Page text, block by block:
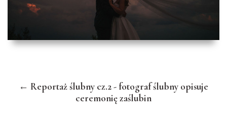
← Reportaż ślubny cz.2 - fotograf ślubny opisuje
ceremonię zaślubin